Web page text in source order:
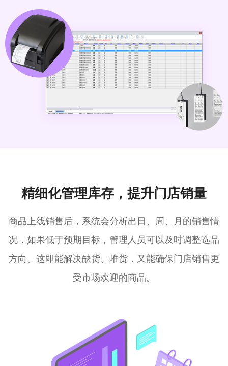
精细化管理库存，提升门店销量
商品上线销售后，系统会分析出日、周、月的销售情
况，如果低于预期目标，管理人员可以及时调整选品
方向。这即能解决缺货、堆货，又能确保门店销售更
受市场欢迎的商品。